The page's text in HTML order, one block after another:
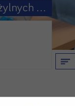
Leczenie owrzodzeń żylnych – domowe sposoby